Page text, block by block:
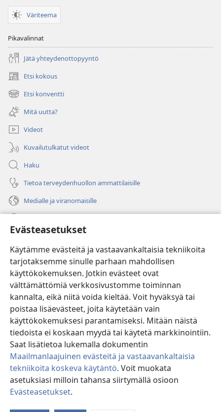
Evästeasetukset
Käytämme evästeitä ja vastaavankaltaisia tekniikoita
tarjotaksemme sinulle parhaan mahdollisen
käyttökokemuksen. Jotkin evästeet ovat
välttämättömiä verkkosivustomme toiminnan
kannalta, eikä niitä voida kieltää. Voit hyväksyä tai
poistaa lisäevästeet, joita käytetään vain
käyttökokemuksesi parantamiseksi. Mitään näistä
tiedoista ei koskaan myydä tai käytetä markkinointiin.
Saat lisätietoa lukemalla dokumentin
Maailmanlaajuinen evästeitä ja vastaavankaltaisia
tekniikoita koskeva käytäntö. Voit muokata
asetuksiasi milloin tahansa siirtymällä osioon
Evästeasetukset.
Väriteema
Pikavalinnat
Jätä yhteydenottopyyntö
Etsi kokous
(avaa
uuden
ikkunan)
Etsi konventti
(avaa
uuden
ikkunan)
Mitä uutta?
Videot
Kuvailutulkatut videot
Haku
Tietoa terveydenhuollon ammattilaisille
Medialle ja viranomaisille
(avaa
uuden
ikkunan)Vartiotornin VERKKOKIRJASTO
(avaa
uuden
ikkunan)JW Hub ®
(avaa
uuden
ikkunan)
®
Watchtower Library
Copyright
© 2026 Watch Tower Bible and Tract Society of Pennsylvania.
KÄYTTÖEHDOT|TIETOSUOJAKÄYTÄNTÖ